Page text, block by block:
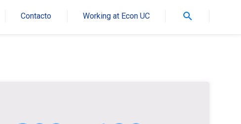
Contacto Working at Econ UC search